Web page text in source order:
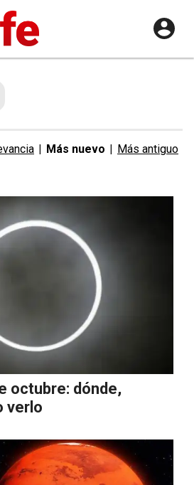
| Más nuevo | Más antiguo
octubre: dónde,
verlo